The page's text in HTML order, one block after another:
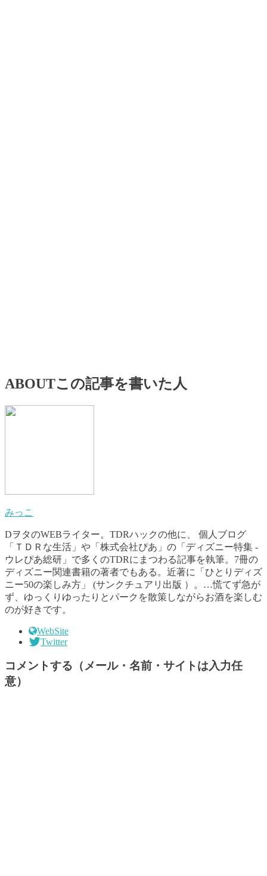
ABOUTこの記事を書いた人
みっこ
DヲタのWEBライター。TDRハックの他に、 個人ブログ
「ＴＤＲな生活」や「株式会社ぴあ」の「ディズニー特集 -
ウレぴあ総研」で多くのTDRにまつわる記事を執筆。7冊の
ディズニー関連書籍の著者でもある。近著に「ひとりディズ
ニー50の楽しみ方」 (サンクチュアリ出版 ）。…慌てず急が
ず、ゆっくりゆったりとパークを散策しながらお酒を楽しむ
のが好きです。
WebSite
Twitter
コメントする（メール・名前・サイトは入力任
意）